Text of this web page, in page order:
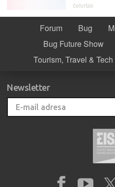
četvrtak
Forum Bug
Bug Future Show
Tourism, Travel & Tech
Newsletter